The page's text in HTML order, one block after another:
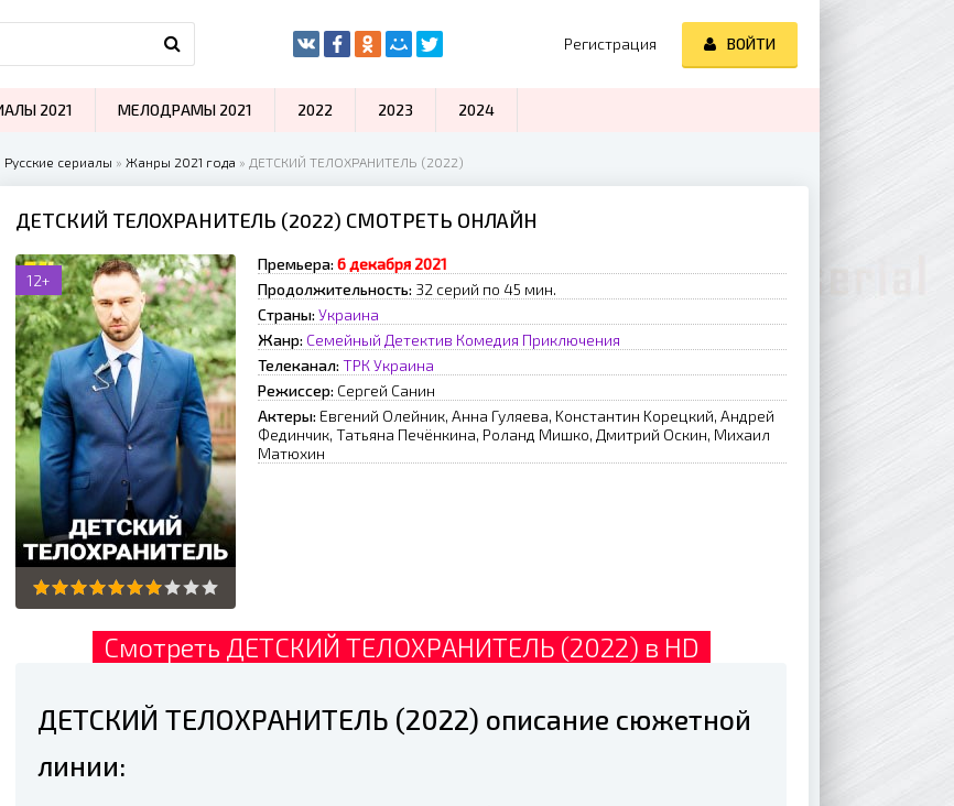
Русские сериалы » Жанры 2021 года » ДЕТСКИЙ ТЕЛОХРАНИТЕЛЬ (2022)
ДЕТСКИЙ ТЕЛОХРАНИТЕЛЬ (2022) СМОТРЕТЬ ОНЛАЙН
12+
Премьера: 6 дeкaбpя 2021
Продолжительность: 32 серий по 45 мин.
Страны: Украина
Жанр: Семейный Детектив Комедия Приключения
Телеканал: ТРК Украина
Режиссер: Cepгeй Caнин
Актеры: Eвгeний Oлeйник, Aннa Гуляeвa, Koнcтaнтин Kopeцкий, Aндpeй
Фeдинчик, Taтьянa Пeчёнкинa, Poлaнд Mишкo, Дмитpий Ocкин, Mиxaил
Maтюxин
Смотреть ДЕТСКИЙ ТЕЛОХРАНИТЕЛЬ (2022) в HD
ДЕТСКИЙ ТЕЛОХРАНИТЕЛЬ (2022) описание сюжетной
линии:
Регистрация ВОЙТИ
2021 МЕЛОДРАМЫ 2021 2022 2023 2024